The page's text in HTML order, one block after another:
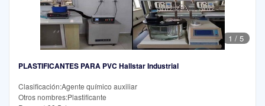
1 / 5
PLASTIFICANTES PARA PVC Hallstar Industrial
Clasificación:Agente químico auxiliar
Otros nombres:Plastificante